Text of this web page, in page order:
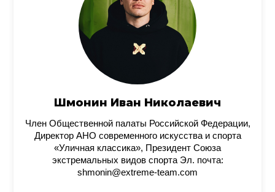
Шмонин Иван Николаевич
Член Общественной палаты Российской Федерации,
Директор АНО современного искусства и спорта
«Уличная классика», Президент Союза
экстремальных видов спорта Эл. почта:
shmonin@extreme-team.com